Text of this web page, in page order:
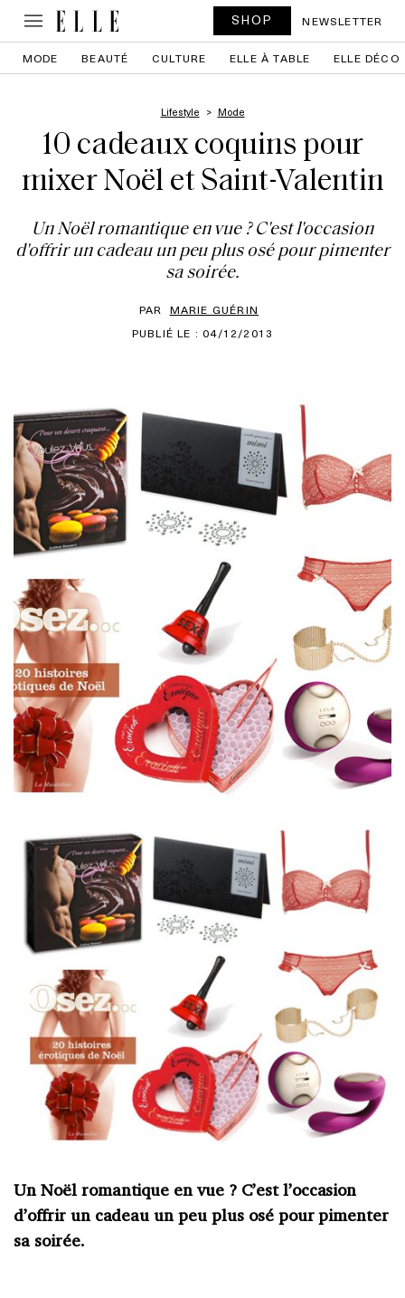
SHOP NEWSLETTER
MODE BEAUTÉ CULTURE ELLE À TABLE ELLE DÉCO
Lifestyle Mode
10 cadeaux coquins pour
mixer Noël et Saint-Valentin
Un Noël romantique en vue ? C'est l'occasion
d'offrir un cadeau un peu plus osé pour pimenter
sa soirée.
PAR MARIE GUÉRIN
PUBLIÉ LE : 04/12/2013
Un Noël romantique en vue ? C’est l’occasion
d’offrir un cadeau un peu plus osé pour pimenter
sa soirée.